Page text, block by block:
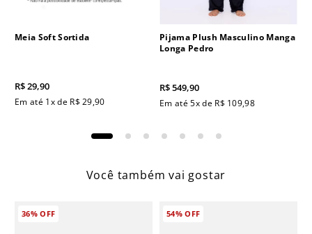
Meia Soft Sortida
R$29,90
Em até 1x de R$ 29,90
Pijama Plush Masculino Manga
Longa Pedro
R$549,90
Em até5x de R$ 109,98
Você também vai gostar
36%OFF 54%OFF